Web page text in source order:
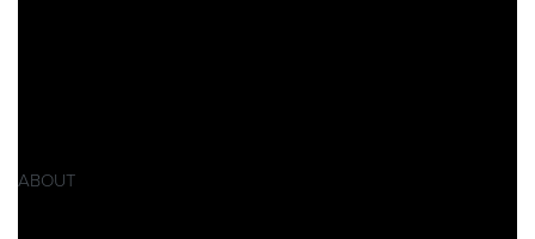
ABOUT